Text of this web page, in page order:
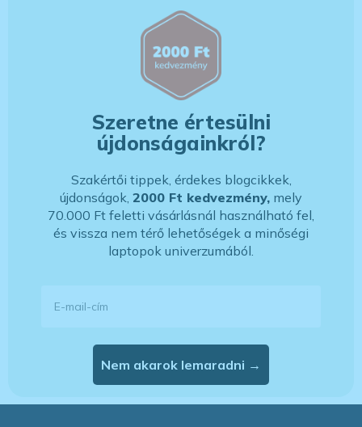
Szeretne értesülni
újdonságainkról?
Szakértői tippek, érdekes blogcikkek,
újdonságok, 2000 Ft kedvezmény, mely
70.000 Ft feletti vásárlásnál használható fel,
és vissza nem térő lehetőségek a minőségi
laptopok univerzumából.
Nem akarok lemaradni →